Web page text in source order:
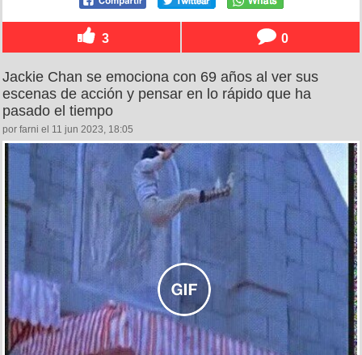
3 0
Jackie Chan se emociona con 69 años al ver sus
escenas de acción y pensar en lo rápido que ha
pasado el tiempo
por farni el 11 jun 2023, 18:05